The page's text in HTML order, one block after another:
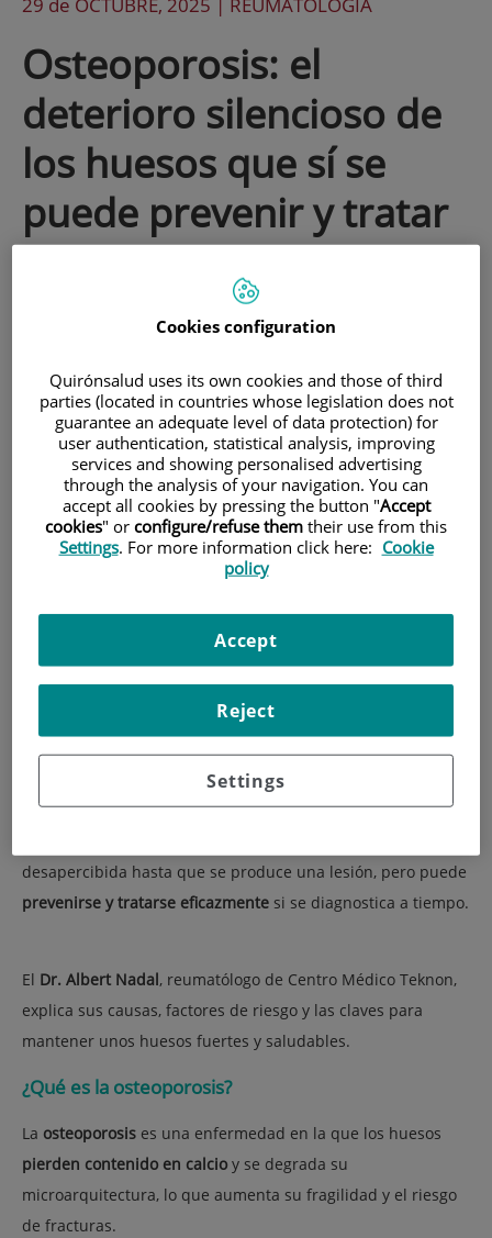
Osteoporosis: el
deterioro silencioso de
los huesos que sí se
puede prevenir y tratar
Avanza sin síntomas hasta que aparece
una fractura, muchas veces con
vida. Y, aunque suele darse tras la
menopausia, también puede presentarse
en hombres y personas jóvenes.
Laosteoporosises una enfermedad silenciosa que debilita
desapercibida hasta que se produce una lesión, pero puede
prevenirse y tratarse eficazmente si se diagnostica a tiempo.
El Dr. Albert Nadal, reumatólogo de Centro Médico Teknon,
explica sus causas, factores de riesgo y las claves para
mantener unos huesos fuertes y saludables.
¿Qué es la osteoporosis?
La osteoporosis es una enfermedad en la que los huesos
pierden contenido en calcio y se degrada su
microarquitectura, lo que aumenta su fragilidad y el riesgo
de fracturas.
Cookies configuration
Quirónsalud uses its own cookies and those of third
parties (located in countries whose legislation does not
guarantee an adequate level of data protection) for
user authentication, statistical analysis, improving
services and showing personalised advertising
through the analysis of your navigation. You can
accept all cookies by pressing the button "Accept
cookies" or configure/refuse them their use from this
Settings. For more information click here: Cookie
policy
Settings
Reject
Accept